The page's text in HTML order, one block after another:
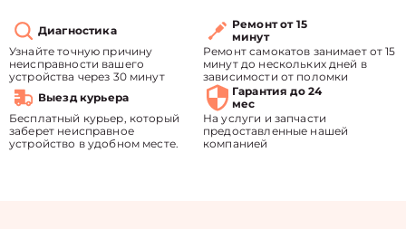
Диагностика
Узнайте точную причину
неисправности вашего
устройства через 30 минут
Ремонт от 15
минут
Ремонт самокатов занимает от 15
минут до нескольких дней в
зависимости от поломки
Выезд курьера
Бесплатный курьер, который
заберет неисправное
устройство в удобном месте.
Гарантия до 24
мес
На услуги и запчасти
предоставленные нашей
компанией